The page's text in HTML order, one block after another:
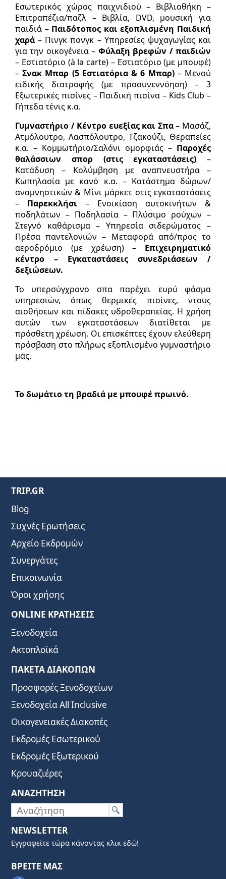
Εσωτερικός χώρος παιχνιδιού – Βιβλιοθήκη –
Επιτραπέζια/παζλ – Βιβλία, DVD, µουσική για
παιδιά –Παιδότοπος και εξοπλισµένη Παιδική
χαρά – Πινγκ πονγκ – Υπηρεσίες ψυχαγωγίας και
για την οικογένεια – Φύλαξη βρεφών / παιδιών
– Εστιατόριο (à la carte) – Εστιατόριο (µε µπουφέ)
– Σνακ Μπαρ (5 Εστιατόρια & 6 Μπαρ)– Μενού
ειδικής διατροφής (µε προσυνεννόηση) – 3
Εξωτερικές πισίνες – Παιδική πισίνα – Kids Club –
Γήπεδα τένις κ.α.
Γυµναστήριο / Κέντρο ευεξίας και Σπα– Μασάζ,
Ατµόλουτρο, Λασπόλουτρο, Τζακούζι, Θεραπείες
κ.α. – Κοµµωτήριο/Σαλόνι οµορφιάς – Παροχές
θαλάσσιων σπορ (στις εγκαταστάσεις) –
Κατάδυση – Κολύµβηση µε αναπνευστήρα –
Κωπηλασία µε κανό κ.α. – Κατάστηµα δώρων/
αναµνηστικών & Μίνι µάρκετ στις εγκαταστάσεις
– Παρεκκλήσι – Ενοικίαση αυτοκινήτων &
ποδηλάτων – Ποδηλασία – Πλύσιµο ρούχων –
Στεγνό καθάρισµα – Υπηρεσία σιδερώµατος –
Πρέσα παντελονιών – Μεταφορά από/προς το
αεροδρόµιο (µε χρέωση) – Επιχειρηµατικό
κέντρο – Εγκαταστάσεις συνεδριάσεων /
δεξιώσεων.
Το υπερσύγχρονο σπα παρέχει ευρύ φάσµα
υπηρεσιών, όπως θερµικές πισίνες, ντους
αισθήσεων και πίδακες υδροθεραπείας. Η χρήση
αυτών των εγκαταστάσεων διατίθεται µε
πρόσθετη χρέωση. Οι επισκέπτες έχουν ελεύθερη
πρόσβαση στο πλήρως εξοπλισµένο γυµναστήριο
µας.
Το δωμάτιο τη βραδιά με μπουφέ πρωινό.
TRIP.GR
Blog
Συχνές Ερωτήσεις
Αρχείο Εκδρομών
Συνεργάτες
Επικοινωνία
Όροι χρήσης
ONLINE ΚΡΑΤΗΣΕΙΣ
Ξενοδοχεία
Ακτοπλοϊκά
ΠΑΚΕΤΑ ΔΙΑΚΟΠΩΝ
Προσφορές Ξενοδοχείων
Ξενοδοχεία All Inclusive
Οικογενειακές Διακοπές
Εκδρομές Εσωτερικού
Εκδρομές Εξωτερικού
Κρουαζιέρες
ΑΝΑΖΗΤΗΣΗ
NEWSLETTER
Εγγραφείτε τώρα κάνοντας κλικ εδώ!
ΒΡΕΙΤΕ ΜΑΣ